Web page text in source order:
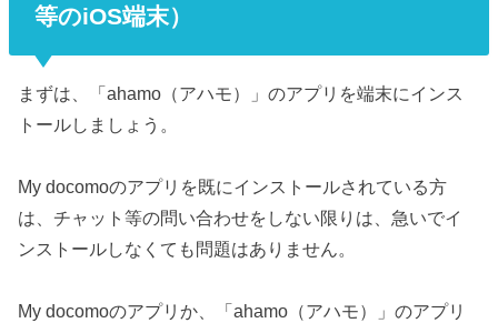
等のiOS端末）
まずは、「ahamo（アハモ）」のアプリを端末にインス
トールしましょう。
My docomoのアプリを既にインストールされている方
は、チャット等の問い合わせをしない限りは、急いでイ
ンストールしなくても問題はありません。
My docomoのアプリか、「ahamo（アハモ）」のアプリ